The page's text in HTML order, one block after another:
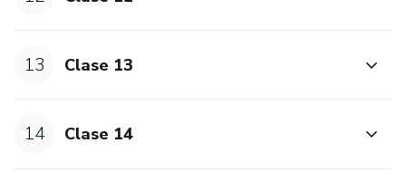
13 Clase 13
14 Clase 14